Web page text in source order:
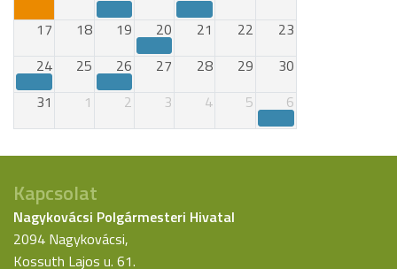
17
18 19 20 21 22
23
24
25 26 27 28 29
30
31
1 2 3 4 5 6
Kapcsolat
Nagykovácsi Polgármesteri Hivatal
2094 Nagykovácsi,
Kossuth Lajos u. 61.